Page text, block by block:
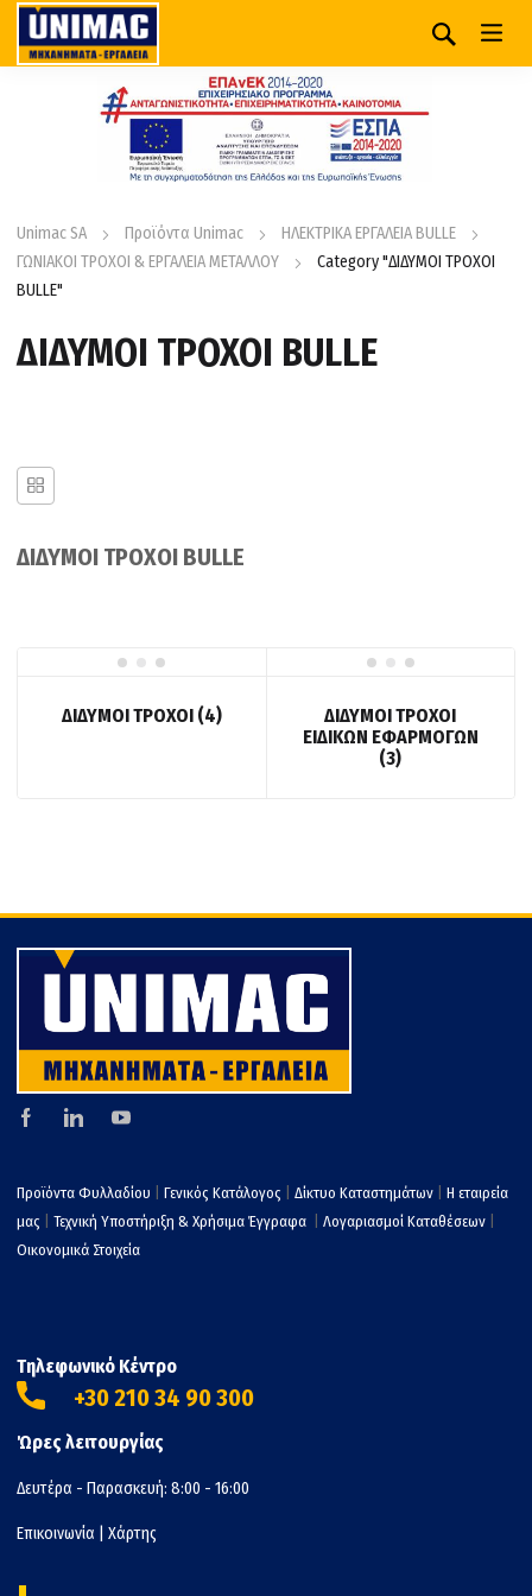
Unimac SA Προϊόντα Unimac
ΗΛΕΚΤΡΙΚΑ ΕΡΓΑΛΕΙΑ BULLE
ΓΩΝΙΑΚΟΙ ΤΡΟΧΟΙ & ΕΡΓΑΛΕΙΑ ΜΕΤΑΛΛΟΥ
Category "ΔΙΔΥΜΟΙ ΤΡΟΧΟΙ
BULLE"
ΔΙΔΥΜΟΙ ΤΡΟΧΟΙ BULLE
ΔΙΔΥΜΟΙ ΤΡΟΧΟΙ BULLE
ΔΙΔΥΜΟΙ ΤΡΟΧΟΙ (4)
ΔΙΔΥΜΟΙ ΤΡΟΧΟΙ
ΕΙΔΙΚΩΝ ΕΦΑΡΜΟΓΩΝ
(3)
Προϊόντα Φυλλαδίου Γενικός Κατάλογος Δίκτυο Καταστημάτων
Η εταιρεία
μας
Τεχνική Υποστήριξη & Χρήσιμα Έγγραφα Λογαριασμοί Καταθέσεων
Οικονομικά Στοιχεία
Τηλεφωνικό Κέντρο
+30 210 34 90 300
Ώρες λειτουργίας
Δευτέρα - Παρασκευή: 8:00 - 16:00
Επικοινωνία Χάρτης